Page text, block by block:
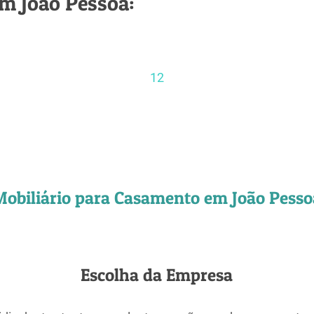
12
para Casamento em João
Escolha da Empresa